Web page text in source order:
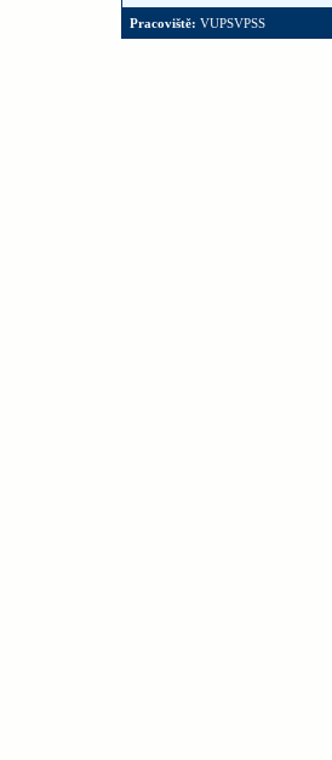
Pracoviště: VUPSVPSS